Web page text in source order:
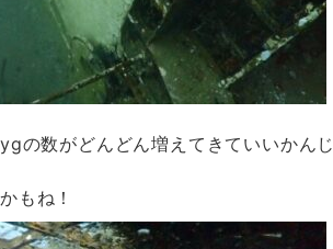
の数がどんどん増えてきていいかんじ
もね！